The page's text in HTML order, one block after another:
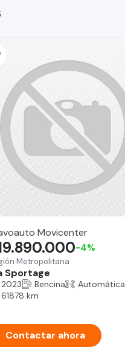
Movicenter
Metropolitana
Sportage
-4%
2023 Bencina
Automática
61878 km
Contactar ahora